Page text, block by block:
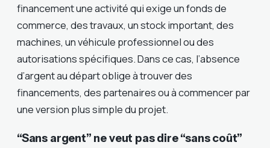
financement une activité qui exige un fonds de
commerce, des travaux, un stock important, des
machines, un véhicule professionnel ou des
autorisations spécifiques. Dans ce cas, l’absence
d’argent au départ oblige à trouver des
financements, des partenaires ou à commencer par
une version plus simple du projet.
“Sans argent” ne veut pas dire “sans coût”